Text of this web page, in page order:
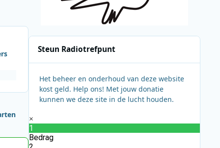
Steun Radiotrefpunt
Het beheer en onderhoud van deze website
kost geld. Help ons! Met jouw donatie
kunnen we deze site in de lucht houden.